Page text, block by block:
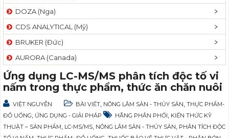
DOZA (Nga)
CDS ANALYTICAL (Mỹ)
BRUKER (Đức)
AURORA (Canada)
Ứng dụng LC-MS/MS phân tích độc tố vi
nấm trong thực phẩm, thức ăn chăn nuôi
VIỆT NGUYỄN BÀI VIẾT NÔNG LÂM SẢN - THỦY SẢN THỰC PHẨM-
ĐỒ UỐNG ỨNG DỤNG - GIẢI PHÁP HÃNG PHÂN PHỐI KIẾN THỨC KỸ
THUẬT – SẢN PHẨM LC-MS/MS NÔNG LÂM SẢN - THỦY SẢN PHÂN TÍCH ĐỘC